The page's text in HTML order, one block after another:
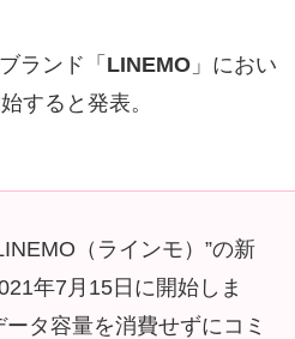
ランド「 LINEMO 」におい
すると発表。
（ラインモ）”の新
年7月15日に開始しま
タ容量を消費せずにコミ